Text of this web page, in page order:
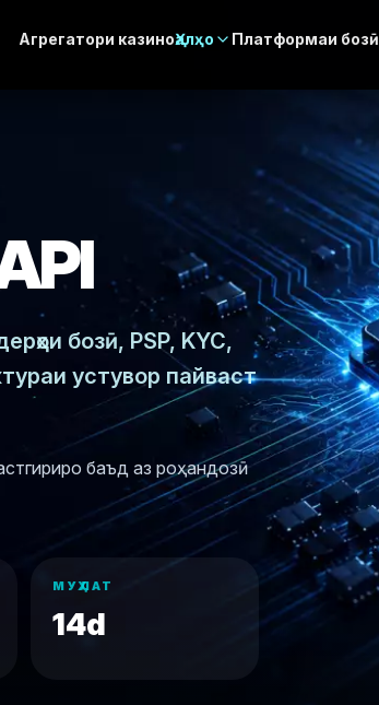
Агрегатори казиноҲалҳо Платформаи бозӣ
бозӣ, PSP, KYC,
устувор пайваст
баъд аз роҳандозӣ
МУҲЛАТ
14d